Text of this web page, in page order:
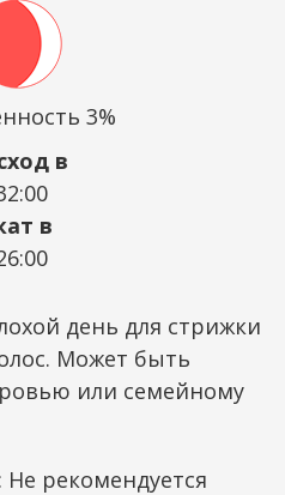
3%
в
в
день для стрижки
Может быть
или семейному
: Не рекомендуется